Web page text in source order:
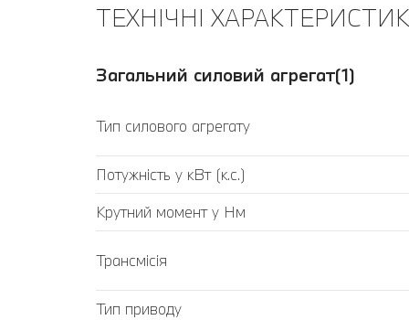
ТЕХНІЧНІ
Загальний силовий агрегат(1)
Тип силового агрегату
Потужність у кВт (к.с.)
Крутний момент у Нм
Трансмісія
Тип приводу